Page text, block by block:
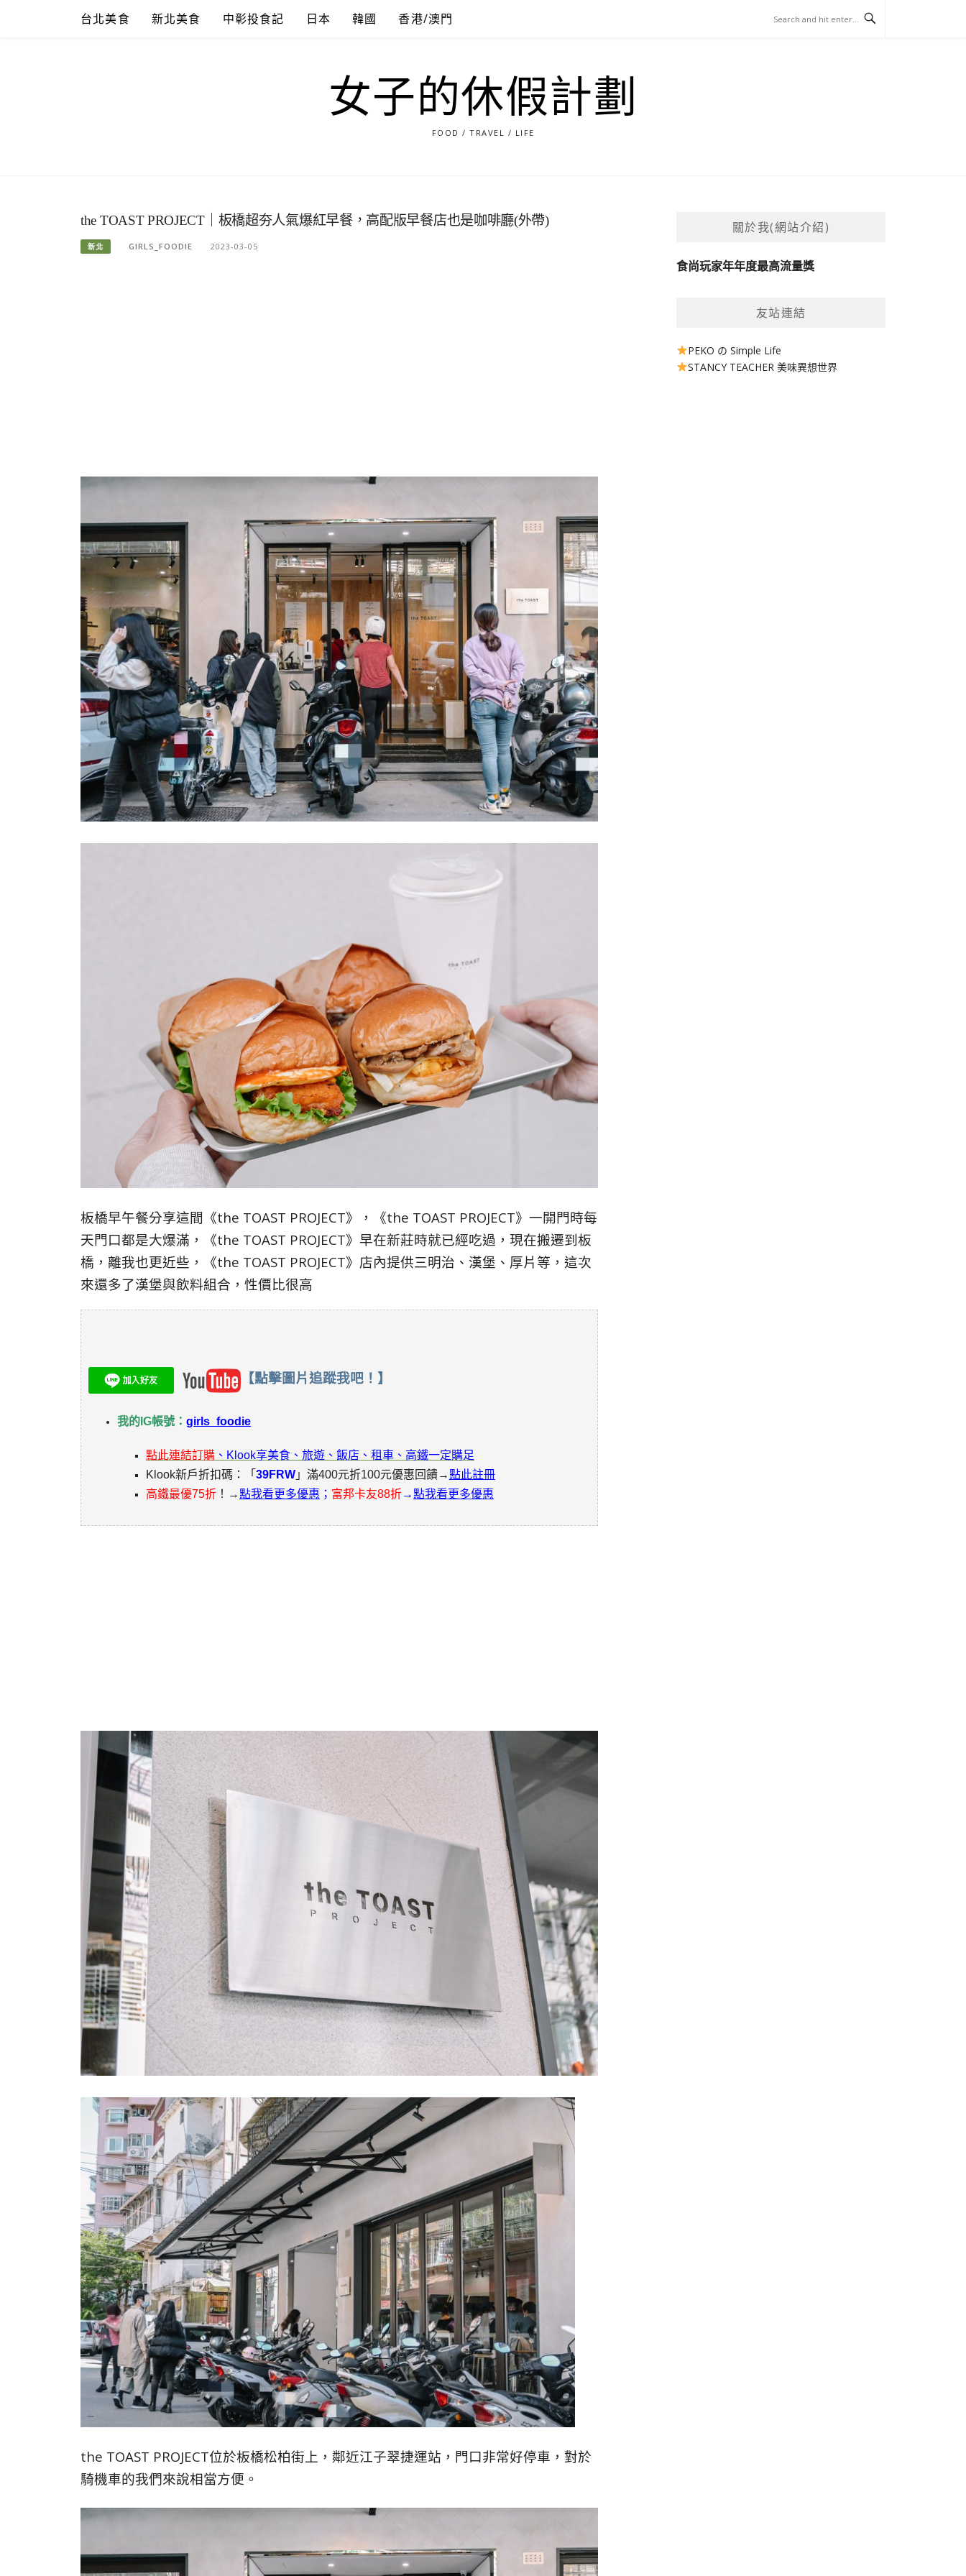
台北美食 新北美食 中彰投食記 日本 韓國 香港/澳門
女子的休假計劃
FOOD / TRAVEL / LIFE
the TOAST PROJECT｜板橋超夯人氣爆紅早餐，高配版早餐店也是咖啡廳(外帶)
新北 GIRLS_FOODIE 2023-03-05
板橋早午餐分享這間《the TOAST PROJECT》，《the TOAST PROJECT》一開門時每
天門口都是大爆滿，《the TOAST PROJECT》早在新莊時就已經吃過，現在搬遷到板
橋，離我也更近些，《the TOAST PROJECT》店內提供三明治、漢堡、厚片等，這次
來還多了漢堡與飲料組合，性價比很高
【點擊圖片追蹤我吧！】
我的IG帳號： girls_foodie
點此連結訂購 、Klook享美食、旅遊、飯店、租車、高鐵一定購足
Klook新戶折扣碼：「 39FRW 」滿400元折100元優惠回饋→點此註冊
高鐵最優75折 ！→點我看更多優惠 ； 富邦卡友88折→點我看更多優惠
the TOAST PROJECT位於板橋松柏街上，鄰近江子翠捷運站，門口非常好停車，對於
騎機車的我們來說相當方便。
關於我(網站介紹)
食尚玩家年年度最高流量獎
友站連結
PEKO の Simple Life
STANCY TEACHER 美味異想世界